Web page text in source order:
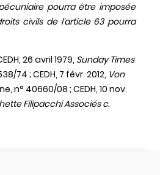
pourra être imposée
civils de l’article 63 pourra
26 avril 1979, Sunday Times
74 ; CEDH, 7 févr. 2012, Von
n° 40660/08 ; CEDH, 10 nov.
Filipacchi Associés c.